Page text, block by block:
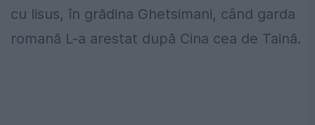
cu Iisus, în grădina Ghetsimani, când garda
romană L-a arestat după Cina cea de Taină.